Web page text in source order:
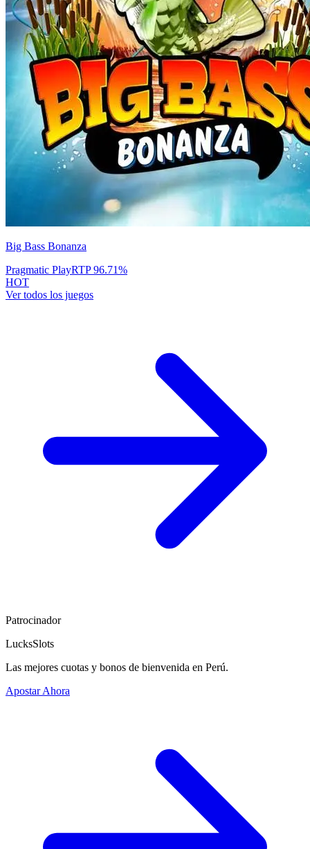
Big Bass Bonanza
Pragmatic PlayRTP96.71%
HOT
Ver todos los juegos
Patrocinador
LucksSlots
Las mejores cuotas y bonos de bienvenida en Perú.
Apostar Ahora